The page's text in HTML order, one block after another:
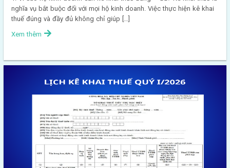
nghĩa vụ bắt buộc đối với mọi hộ kinh doanh. Việc thực hiện kê khai
thuế đúng và đầy đủ không chỉ giúp […]
Xem thêm